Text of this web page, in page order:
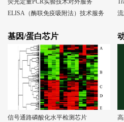
荧光定量PCR实验技术对外服务
ELISA（酶联免疫吸附法）技术服务
基因/蛋白芯片
信号通路磷酸化水平检测芯片